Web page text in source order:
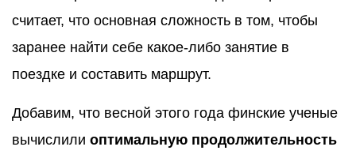
считает, что основная сложность в том, чтобы
заранее найти себе какое-либо занятие в
поездке и составить маршрут.
Добавим, что весной этого года финские ученые
вычислили оптимальную продолжительность